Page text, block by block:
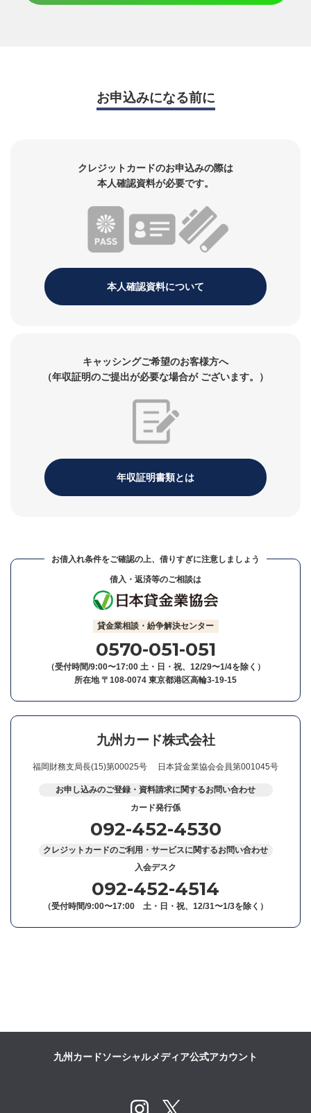
上記以外
用
※ATMでのキャッシングの「ご利用」・「臨時のご返済」の都
支払いいただきます。
※海外キャッシュサービスの場合は、現地通貨を会員規約所定の
方法により日本円に換算した後の金額がご利用金額になりま
※ショッピングリボご利用分の臨時のご返済の場合は、利用手数
お申込みになる前に
クレジットカードのお申込みの際は
本人確認資料が必要です。
本人確認資料について
キャッシングご希望のお客様方へ
（年収証明のご提出が必要な場合がございます。）
年収証明書類とは
お借入れ条件をご確認の上、借りすぎに注意しましょう
借入・返済等のご相談は
貸金業相談・紛争解決センター
0570-051-051
（受付時間/9:00〜17:00 土・日・祝、12/29〜1/4を除く）
所在地 〒108-0074 東京都港区高輪3-19-15
九州カード株式会社
福岡財務支局長(15)第00025号 日本貸金業協会会員第001045号
お申し込みのご登録・資料請求に関するお問い合わせ
カード発行係
092-452-4530
クレジットカードのご利用・サービスに関するお問い合わせ
入会デスク
092-452-4514
（受付時間/9:00〜17:00 土・日・祝、12/31〜1/3を除く）
九州カードソーシャルメディア公式アカウント